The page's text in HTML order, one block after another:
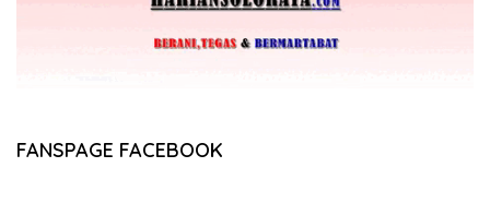
FANSPAGE FACEBOOK